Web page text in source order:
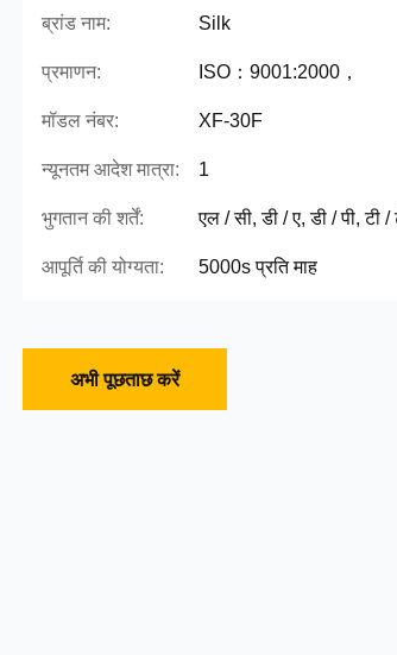
ब्रांड नाम: Silk
प्रमाणन: ISO：9001:2000，
मॉडल नंबर: XF-30F
न्यूनतम आदेश मात्रा: 1
भुगतान की शर्तें: एल / सी, डी / ए, डी / पी, टी /
आपूर्ति की योग्यता: 5000s प्रति माह
अभी पूछताछ करें